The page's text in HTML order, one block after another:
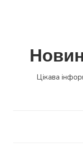
Цікава